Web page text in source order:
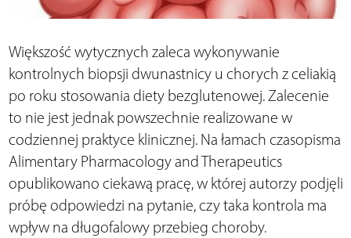
Większość wytycznych zaleca wykonywanie
kontrolnych biopsji dwunastnicy u chorych z celiakią
po roku stosowania diety bezglutenowej. Zalecenie
to nie jest jednak powszechnie realizowane w
codziennej praktyce klinicznej. Na łamach czasopisma
Alimentary Pharmacology and Therapeutics
opublikowano ciekawą pracę, w której autorzy podjęli
próbę odpowiedzi na pytanie, czy taka kontrola ma
wpływ na długofalowy przebieg choroby.